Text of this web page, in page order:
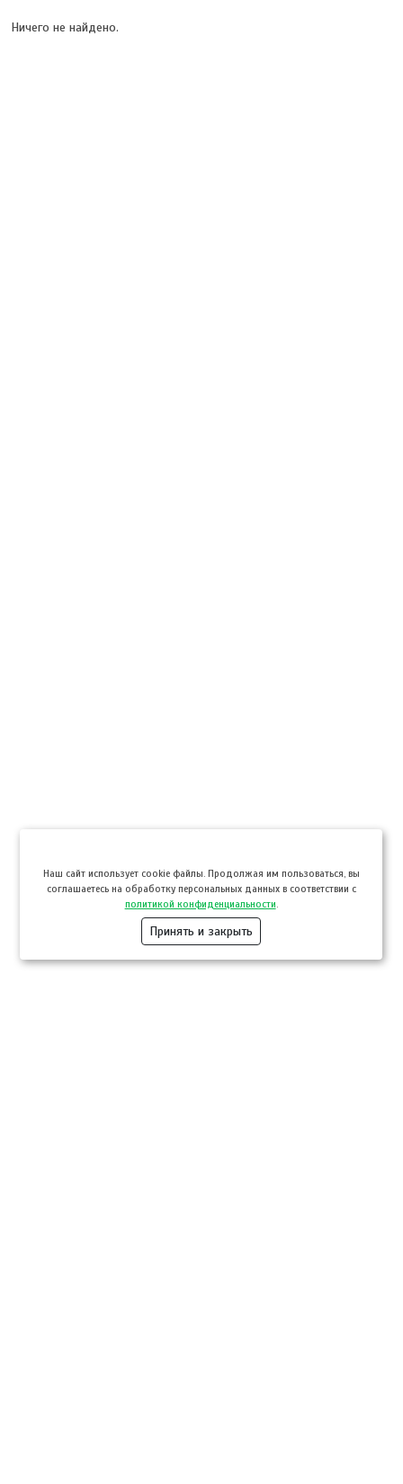
Ничего не найдено.
Hаш сайт использует cookie файлы. Продолжая им пользоваться, вы
соглашаетесь на обработку персональных данных в соответствии с
политикой конфиденциальности
Принять и закрыть